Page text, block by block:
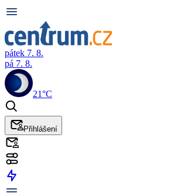
pátek 7. 8.
pá 7. 8.
21°C
Přihlášení